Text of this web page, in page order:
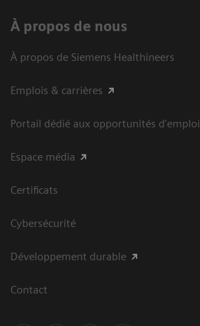
À propos de nous
À propos de Siemens Healthineers
Emplois & carrières
Portail dédié aux opportunités d'emploi
Espace média
Certificats
Cybersécurité
Développement durable
Contact